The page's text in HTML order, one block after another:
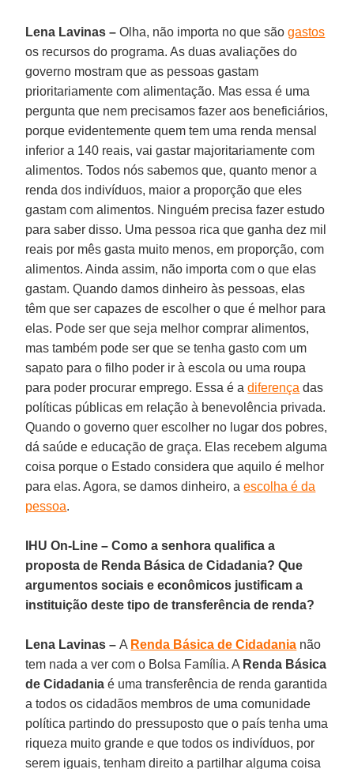
Lena Lavinas –Olha, não importa no que sãogastos
os recursos do programa. As duas avaliações do
governo mostram que as pessoas gastam
prioritariamente com alimentação. Mas essa é uma
pergunta que nem precisamos fazer aos beneficiários,
porque evidentemente quem tem uma renda mensal
inferior a 140 reais, vai gastar majoritariamente com
alimentos. Todos nós sabemos que, quanto menor a
renda dos indivíduos, maior a proporção que eles
gastam com alimentos. Ninguém precisa fazer estudo
para saber disso. Uma pessoa rica que ganha dez mil
reais por mês gasta muito menos, em proporção, com
alimentos. Ainda assim, não importa com o que elas
gastam. Quando damos dinheiro às pessoas, elas
têm que ser capazes de escolher o que é melhor para
elas. Pode ser que seja melhor comprar alimentos,
mas também pode ser que se tenha gasto com um
sapato para o filho poder ir à escola ou uma roupa
para poder procurar emprego. Essa é adiferença das
políticas públicas em relação à benevolência privada.
Quando o governo quer escolher no lugar dos pobres,
dá saúde e educação de graça. Elas recebem alguma
coisa porque o Estado considera que aquilo é melhor
para elas. Agora, se damos dinheiro, aescolha é da
pessoa.
IHU On-Line – Como a senhora qualifica a
proposta de Renda Básica de Cidadania? Que
argumentos sociais e econômicos justificam a
instituição deste tipo de transferência de renda?
Lena Lavinas –A Renda Básica de Cidadania não
tem nada a ver com o Bolsa Família. A Renda Básica
de Cidadania é uma transferência de renda garantida
a todos os cidadãos membros de uma comunidade
política partindo do pressuposto que o país tenha uma
riqueza muito grande e que todos os indivíduos, por
serem iguais, tenham direito a partilhar alguma coisa